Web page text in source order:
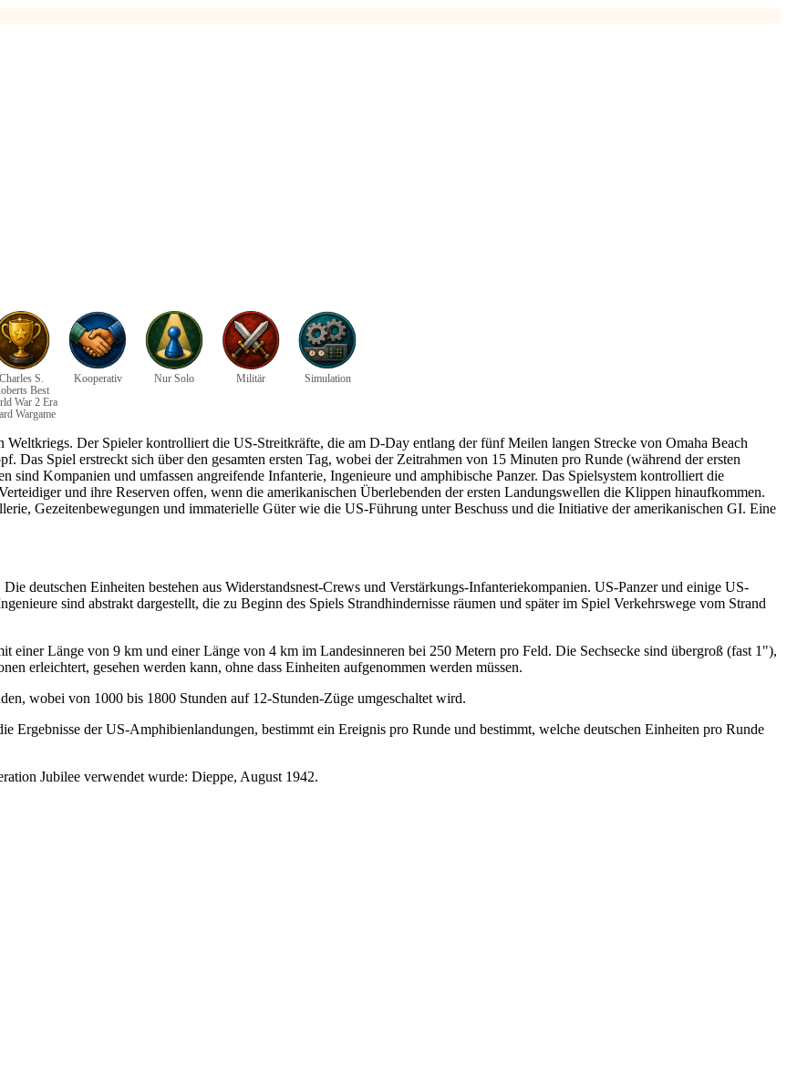
Charles S.
Best
War 2 Era
Wargame
Kooperativ Nur Solo Militär Simulation
Weltkriegs. Der Spieler kontrolliert die US-Streitkräfte, die am D-Day entlang der fünf Meilen langen Strecke von Omaha Beach
Das Spiel erstreckt sich über den gesamten ersten Tag, wobei der Zeitrahmen von 15 Minuten pro Runde (während der ersten
Kompanien und umfassen angreifende Infanterie, Ingenieure und amphibische Panzer. Das Spielsystem kontrolliert die
und ihre Reserven offen, wenn die amerikanischen Überlebenden der ersten Landungswellen die Klippen hinaufkommen.
Gezeitenbewegungen und immaterielle Güter wie die US-Führung unter Beschuss und die Initiative der amerikanischen GI. Eine
deutschen Einheiten bestehen aus Widerstandsnest-Crews und Verstärkungs-Infanteriekompanien. US-Panzer und einige US-
sind abstrakt dargestellt, die zu Beginn des Spiels Strandhindernisse räumen und später im Spiel Verkehrswege vom Strand
einer Länge von 9 km und einer Länge von 4 km im Landesinneren bei 250 Metern pro Feld. Die Sechsecke sind übergroß (fast 1"),
erleichtert, gesehen werden kann, ohne dass Einheiten aufgenommen werden müssen.
wobei von 1000 bis 1800 Stunden auf 12-Stunden-Züge umgeschaltet wird.
Ergebnisse der US-Amphibienlandungen, bestimmt ein Ereignis pro Runde und bestimmt, welche deutschen Einheiten pro Runde
Jubilee verwendet wurde: Dieppe, August 1942.